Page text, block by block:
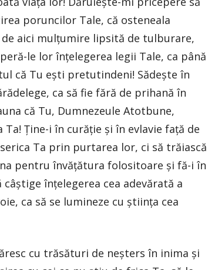
poruncilor Tale, că osteneala
aici mulţumire lipsită de tulburare,
le lor înţelegerea legii Tale, ca până
că Tu eşti pretutindeni! Sădeşte în
ca să fie fără de prihană în
că Tu, Dumnezeule Atotbune,
Ţine-i în curăţie şi în evlavie faţă de
Ta prin purtarea lor, ci să trăiască
pentru învăţătura folositoare şi fă-i în
înţelegerea cea adevărată a
ca să se lumineze cu ştiinţa cea
cu trăsături de neşters în inima şi